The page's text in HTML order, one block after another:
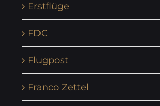
Erstflüge
FDC
Flugpost
Franco Zettel